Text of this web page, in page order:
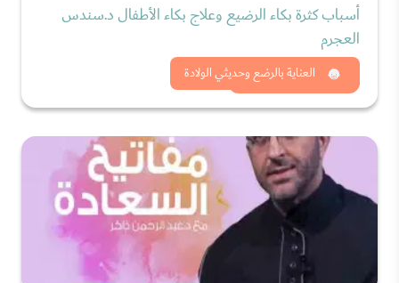
العناية بالرضع وحديثي الولادة
أسباب كثرة بكاء الرضيع وعلاج بكاء الأطفال د.سندس
العجرم
شاهد الان